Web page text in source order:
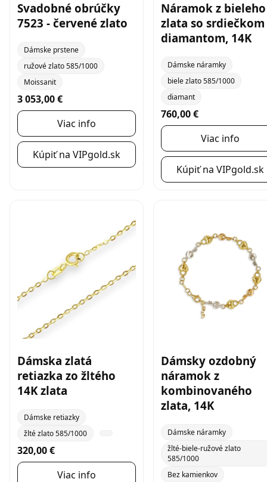
Svadobné obrúčky
7523 - červené zlato
Dámske prstene
ružové zlato 585/1000
Moissanit
3 053,00 €
Viac info
Kúpiť na VIPgold.sk
Náramok z bieleho
zlata so srdiečkom
diamantom, 14K
Dámske náramky
biele zlato 585/1000
diamant
760,00 €
Viac info
Kúpiť na VIPgold.sk
Dámska zlatá
retiazka zo žltého
14K zlata
Dámske retiazky
žlté zlato 585/1000
320,00 €
Viac info
Dámsky ozdobný
náramok z
kombinovaného
zlata, 14K
Dámske náramky
žlté-biele-ružové zlato
585/1000
Bez kamienkov